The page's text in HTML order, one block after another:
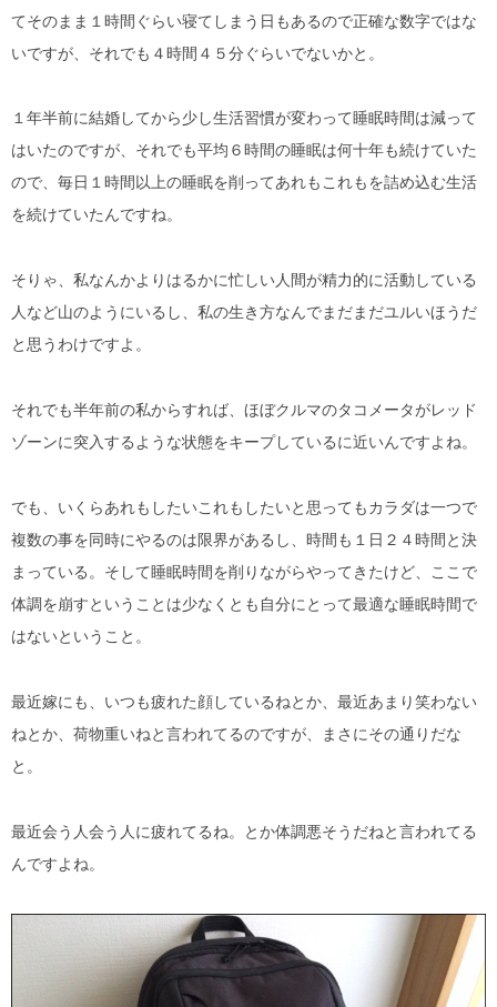
てそのまま１時間ぐらい寝てしまう日もあるので正確な数字ではな
いですが、それでも４時間４５分ぐらいでないかと。
１年半前に結婚してから少し生活習慣が変わって睡眠時間は減って
はいたのですが、それでも平均６時間の睡眠は何十年も続けていた
ので、毎日１時間以上の睡眠を削ってあれもこれもを詰め込む生活
を続けていたんですね。
そりゃ、私なんかよりはるかに忙しい人間が精力的に活動している
人など山のようにいるし、私の生き方なんでまだまだユルいほうだ
と思うわけですよ。
それでも半年前の私からすれば、ほぼクルマのタコメータがレッド
ゾーンに突入するような状態をキープしているに近いんですよね。
でも、いくらあれもしたいこれもしたいと思ってもカラダは一つで
複数の事を同時にやるのは限界があるし、時間も１日２４時間と決
まっている。そして睡眠時間を削りながらやってきたけど、ここで
体調を崩すということは少なくとも自分にとって最適な睡眠時間で
はないということ。
最近嫁にも、いつも疲れた顔しているねとか、最近あまり笑わない
ねとか、荷物重いねと言われてるのですが、まさにその通りだな
と。
最近会う人会う人に疲れてるね。とか体調悪そうだねと言われてる
んですよね。